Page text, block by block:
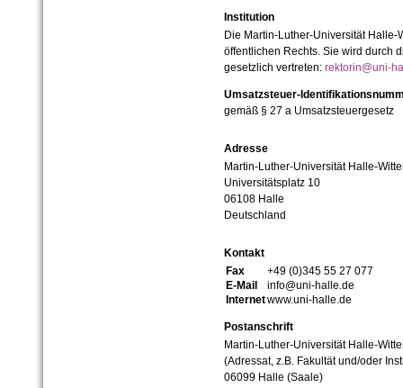
Institution
Die Martin-Luther-Universität
öffentlichen Rechts. Sie wird durch
gesetzlich vertreten: rektorin@uni-
Umsatzsteuer-
gemäß § 27 a Umsatzsteuergesetz
Adresse
Martin-Luther-Universität Halle-
Universitätsplatz 10
06108 Halle
Deutschland
Kontakt
Fax
+49 (0)345 55 27 077
E-Mail
info@uni-halle.de
Internetwww.uni-halle.de
Postanschrift
Martin-Luther-Universität Halle-
(Adressat, z.B. Fakultät und/oder
06099 Halle (Saale)